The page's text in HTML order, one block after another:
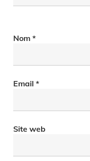
Nom *
Email *
Site web